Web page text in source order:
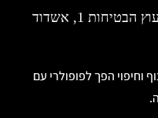
1, אשדוד
וחיפוי הפך לפופולרי עם